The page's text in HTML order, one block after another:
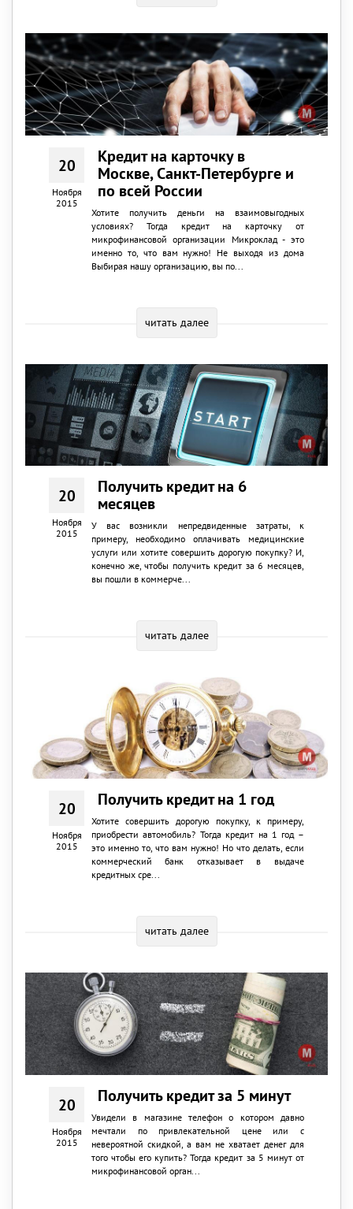
20
Ноября
2015
Кредит на карточку в
Москве, Санкт-Петербурге и
по всей России
Хотите получить деньги на взаимовыгодных
условиях? Тогда кредит на карточку от
микрофинансовой организации Микроклад - это
именно то, что вам нужно! Не выходя из дома
Выбирая нашу организацию, вы по...
читать далее
20
Ноября
2015
Получить кредит на 6
месяцев
У вас возникли непредвиденные затраты, к
примеру, необходимо оплачивать медицинские
услуги или хотите совершить дорогую покупку? И,
конечно же, чтобы получить кредит за 6 месяцев,
вы пошли в коммерче...
читать далее
20
Ноября
2015
Получить кредит на 1 год
Хотите совершить дорогую покупку, к примеру,
приобрести автомобиль? Тогда кредит на 1 год –
это именно то, что вам нужно! Но что делать, если
коммерческий банк отказывает в выдаче
кредитных сре...
читать далее
20
Ноября
2015
Получить кредит за 5 минут
Увидели в магазине телефон о котором давно
мечтали по привлекательной цене или с
невероятной скидкой, а вам не хватает денег для
того чтобы его купить? Тогда кредит за 5 минут от
микрофинансовой орган...